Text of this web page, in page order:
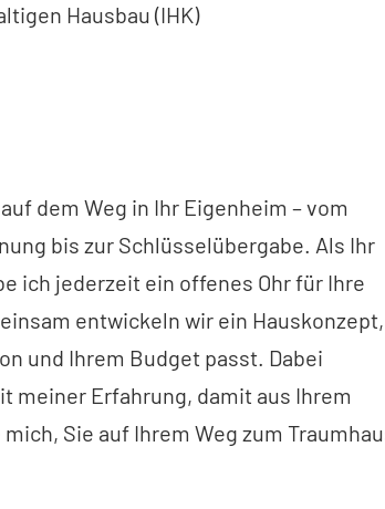
Hausbau (IHK)
dem Weg in Ihr Eigenheim – vom
bis zur Schlüsselübergabe. Als Ihr
ich jederzeit ein offenes Ohr für Ihre
entwickeln wir ein Hauskonzept,
und Ihrem Budget passt. Dabei
meiner Erfahrung, damit aus Ihrem
Sie auf Ihrem Weg zum